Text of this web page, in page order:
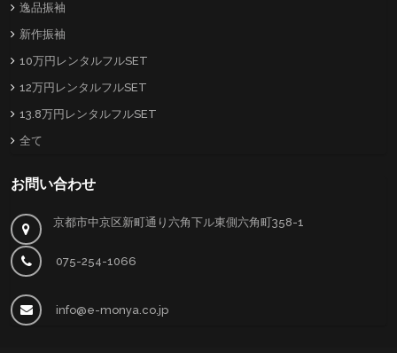
逸品振袖
新作振袖
10万円レンタルフルSET
12万円レンタルフルSET
13.8万円レンタルフルSET
全て
お問い合わせ
京都市中京区新町通り六角下ル東側六角町358-1
075-254-1066
info@e-monya.co.jp